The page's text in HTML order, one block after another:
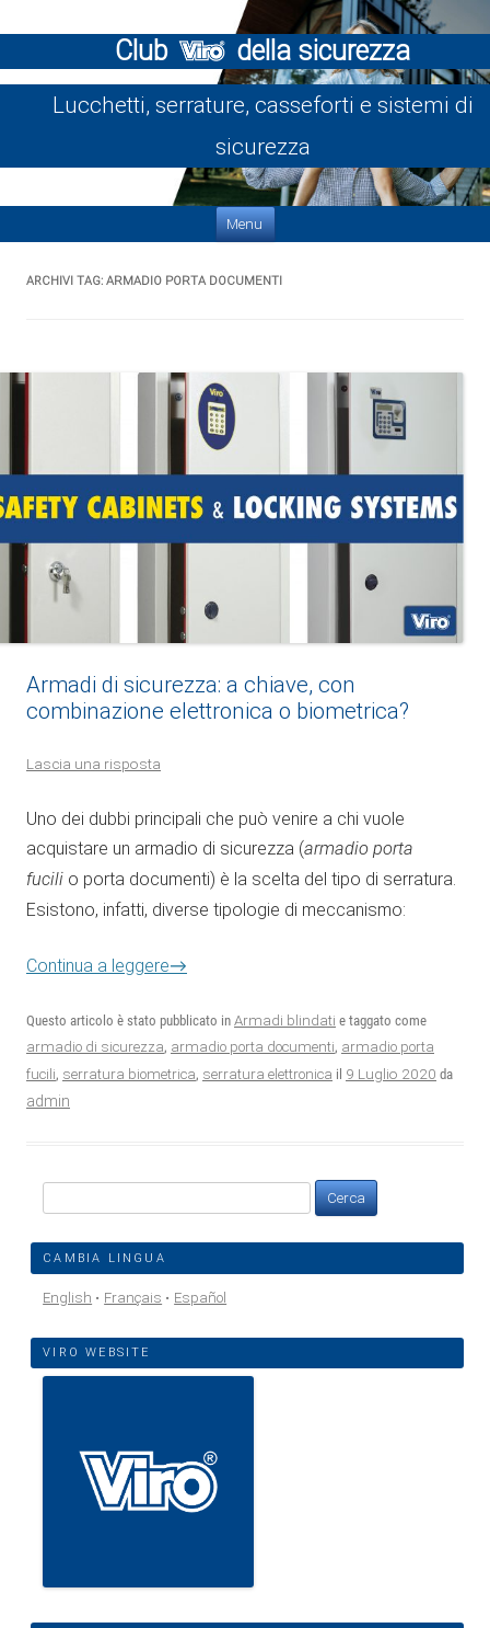
Club della sicurezza
Lucchetti, serrature, casseforti e sistemi di
sicurezza
Menu
ARCHIVI TAG: ARMADIO PORTA DOCUMENTI
Armadi di sicurezza: a chiave, con
combinazione elettronica o biometrica?
Lascia una risposta
Uno dei dubbi principali che può venire a chi vuole
acquistare un armadio di sicurezza (armadio porta
fucili o porta documenti) è la scelta del tipo di serratura.
Esistono, infatti, diverse tipologie di meccanismo:
Continua a leggere→
Questo articolo è stato pubblicato in Armadi blindati e taggato come
armadio di sicurezza, armadio porta documenti, armadio porta
fucili, serratura biometrica, serratura elettronica il 9 Luglio 2020 da
admin
per:
CAMBIA LINGUA
English Français Español
VIRO WEBSITE